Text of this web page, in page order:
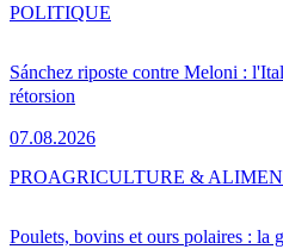
Sánchez riposte contre Meloni :
rétorsion
07.08.2026
POLITIQUE
Poulets, bovins et ours polaires : la
PROAGRICULTURE &